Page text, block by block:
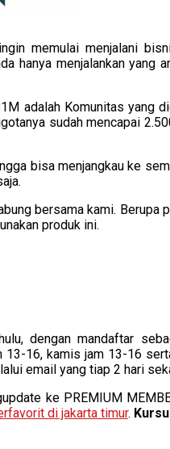
memulai menjalani
hanya menjalankan yang
adalah Komunitas yang
sudah mencapai
bisa menjangkau ke
bersama kami. Berupa
produk ini.
dengan mandaftar
13-16, kamis jam 13-16
email yang tiap 2 hari
ke PREMIUM
di jakarta timur.